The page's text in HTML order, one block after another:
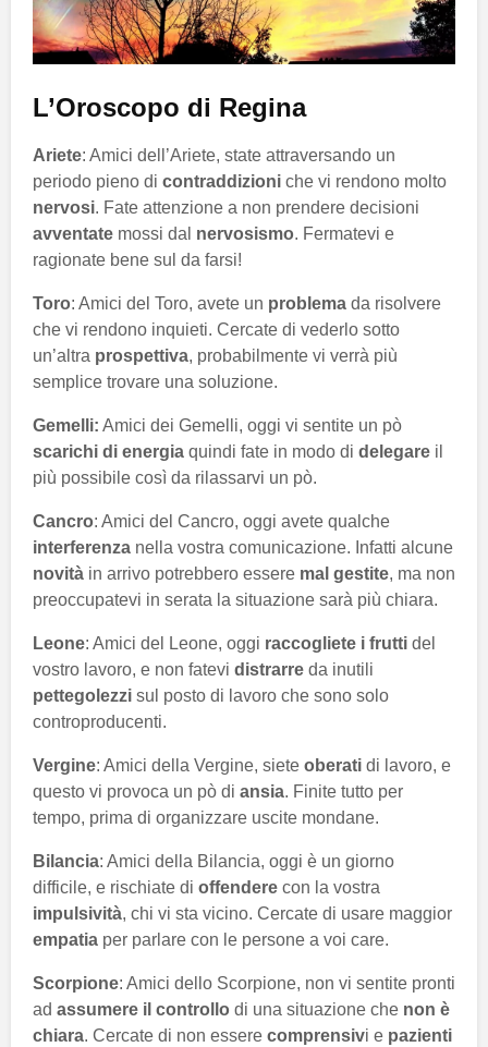
L’Oroscopo di Regina
Ariete: Amici dell’Ariete, state attraversando un
periodo pieno di contraddizioni che vi rendono molto
nervosi. Fate attenzione a non prendere decisioni
avventate mossi dal nervosismo. Fermatevi e
ragionate bene sul da farsi!
Toro: Amici del Toro, avete un problema da risolvere
che vi rendono inquieti. Cercate di vederlo sotto
un’altra prospettiva, probabilmente vi verrà più
semplice trovare una soluzione.
Gemelli: Amici dei Gemelli, oggi vi sentite un pò
scarichi di energia quindi fate in modo di delegare il
più possibile così da rilassarvi un pò.
Cancro: Amici del Cancro, oggi avete qualche
interferenza nella vostra comunicazione. Infatti alcune
novità in arrivo potrebbero essere mal gestite, ma non
preoccupatevi in serata la situazione sarà più chiara.
Leone: Amici del Leone, oggi raccogliete i frutti del
vostro lavoro, e non fatevi distrarre da inutili
pettegolezzi sul posto di lavoro che sono solo
controproducenti.
Vergine: Amici della Vergine, siete oberati di lavoro, e
questo vi provoca un pò di ansia. Finite tutto per
tempo, prima di organizzare uscite mondane.
Bilancia: Amici della Bilancia, oggi è un giorno
difficile, e rischiate di offendere con la vostra
impulsività, chi vi sta vicino. Cercate di usare maggior
empatia per parlare con le persone a voi care.
Scorpione: Amici dello Scorpione, non vi sentite pronti
ad assumere il controllo di una situazione che non è
chiara. Cercate di non essere comprensivi e pazienti